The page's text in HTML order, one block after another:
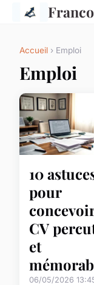
Accueil › Emploi
Emploi
10
pour
CV
et
06/05/2026